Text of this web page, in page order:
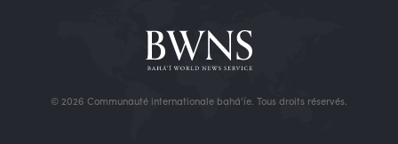
© 2026 Communauté internationale bahá’íe. Tous droits réservés.